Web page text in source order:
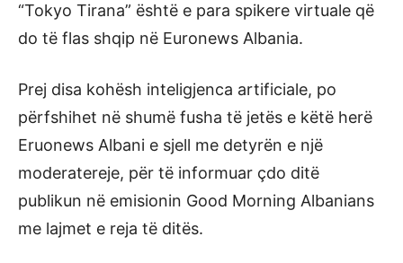
“Tokyo Tirana” është e para spikere virtuale që
do të flas shqip në Euronews Albania.
Prej disa kohësh inteligjenca artificiale, po
përfshihet në shumë fusha të jetës e këtë herë
Eruonews Albani e sjell me detyrën e një
moderatereje, për të informuar çdo ditë
publikun në emisionin Good Morning Albanians
me lajmet e reja të ditës.